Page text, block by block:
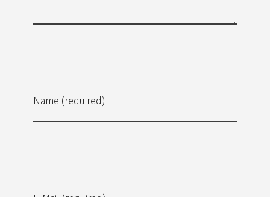
Name (required)